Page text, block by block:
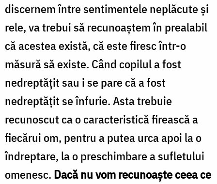
discernem între sentimentele neplăcute şi
rele, va trebui să recunoaştem în prealabil
că acestea există, că este firesc într-o
măsură să existe. Când copilul a fost
nedreptăţit sau i se pare că a fost
nedreptăţit se înfurie. Asta trebuie
recunoscut ca o caracteristică firească a
fiecărui om, pentru a putea urca apoi la o
îndreptare, la o preschimbare a sufletului
omenesc. Dacă nu vom recunoaşte ceea ce